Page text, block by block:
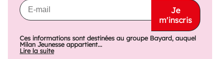
Je
m'inscris
Ces informations sont destinées au groupe Bayard, auquel
Milan Jeunesse appartient...
Lire la suite